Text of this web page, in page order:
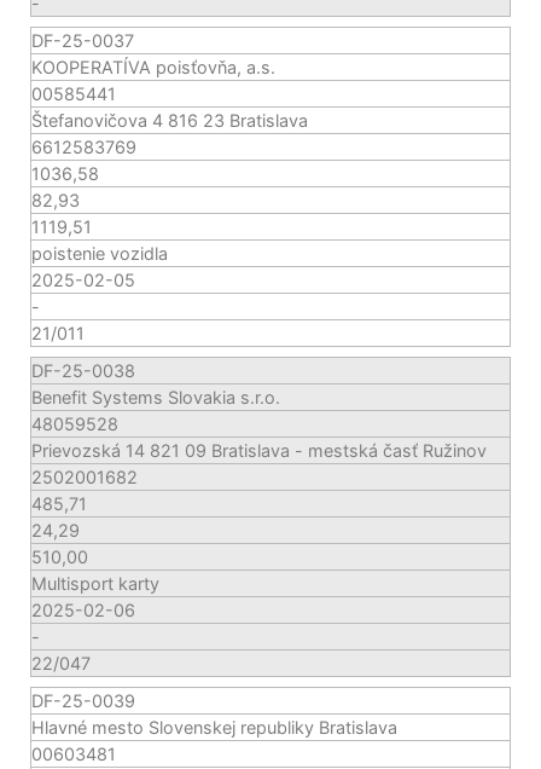
DF-25-0037
KOOPERATÍVA poisťovňa, a.s.
00585441
Štefanovičova 4 816 23 Bratislava
6612583769
1036,58
82,93
1119,51
poistenie vozidla
2025-02-05
-
21/011
DF-25-0038
Benefit Systems Slovakia s.r.o.
48059528
Prievozská 14 821 09 Bratislava - mestská časť Ružinov
2502001682
485,71
24,29
510,00
Multisport karty
2025-02-06
-
22/047
DF-25-0039
Hlavné mesto Slovenskej republiky Bratislava
00603481